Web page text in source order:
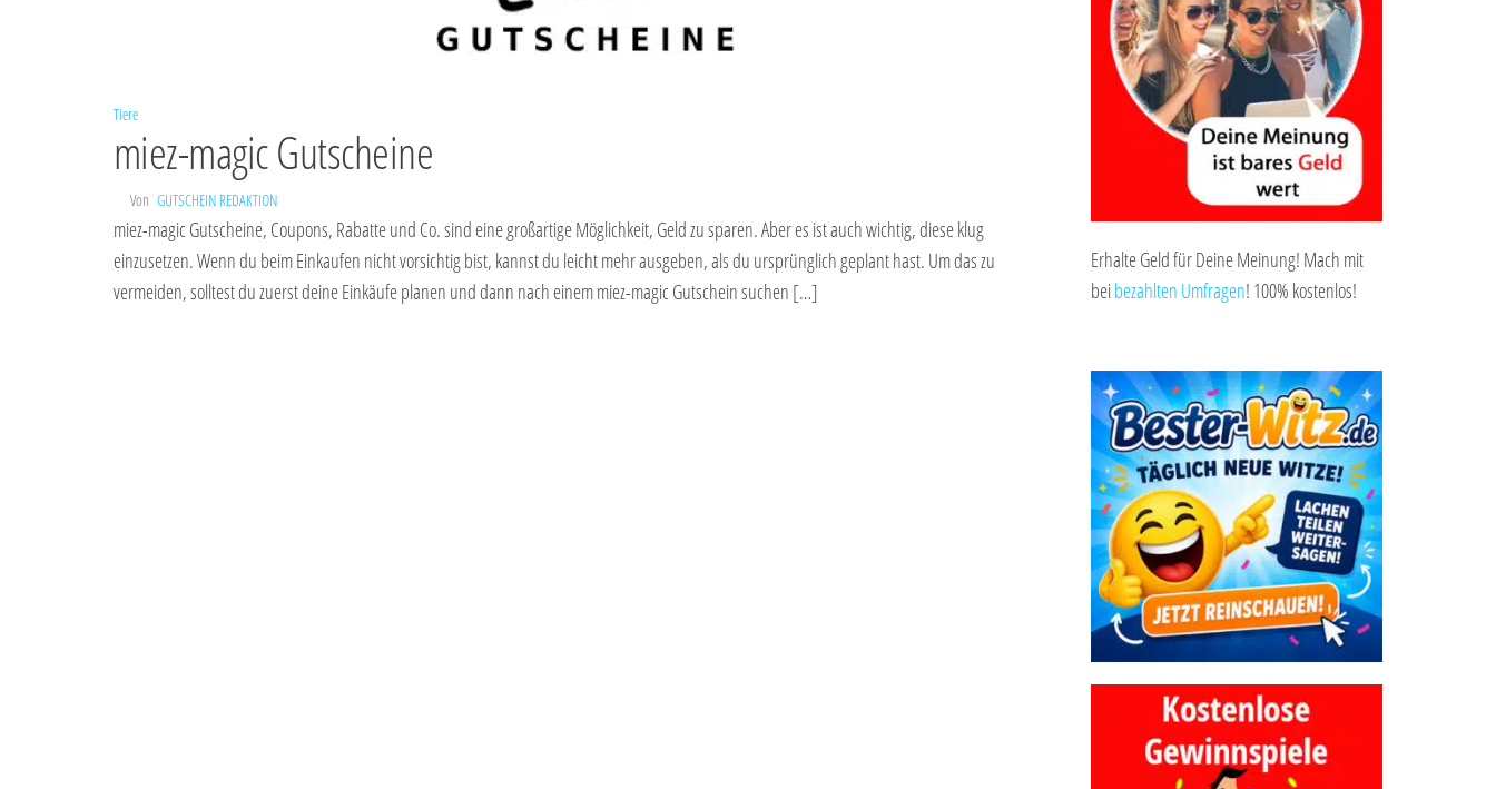
Tiere
miez-magic Gutscheine
Von GUTSCHEIN REDAKTION
miez-magic Gutscheine, Coupons, Rabatte und Co. sind eine großartige Möglichkeit, Geld zu sparen. Aber es ist auch wichtig, diese klug
einzusetzen. Wenn du beim Einkaufen nicht vorsichtig bist, kannst du leicht mehr ausgeben, als du ursprünglich geplant hast. Um das zu
vermeiden, solltest du zuerst deine Einkäufe planen und dann nach einem miez-magic Gutschein suchen […]
Erhalte Geld für Deine Meinung! Mach mit
beibezahlten Umfragen! 100% kostenlos!